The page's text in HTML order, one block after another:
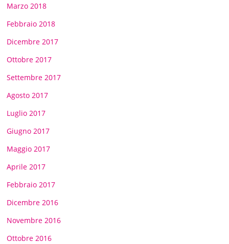
Marzo 2018
Febbraio 2018
Dicembre 2017
Ottobre 2017
Settembre 2017
Agosto 2017
Luglio 2017
Giugno 2017
Maggio 2017
Aprile 2017
Febbraio 2017
Dicembre 2016
Novembre 2016
Ottobre 2016